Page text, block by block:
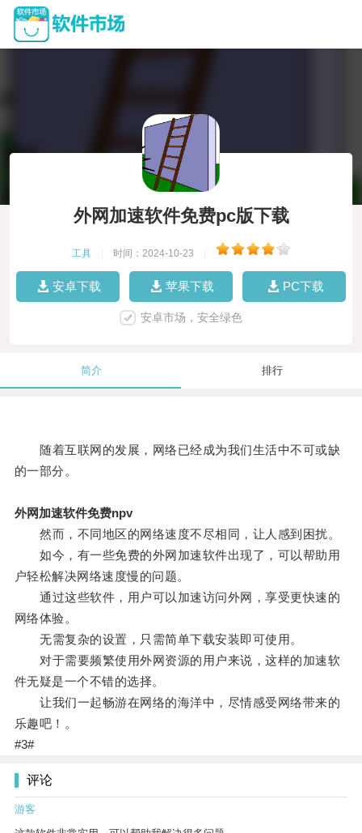
外网加速软件免费pc版下载
工具 时间：2024-10-23
安卓下载 苹果下载 PC下载
安卓市场，安全绿色
简介 排行
随着互联网的发展，网络已经成为我们生活中不可或缺
的一部分。
外网加速软件免费npv
然而，不同地区的网络速度不尽相同，让人感到困扰。
如今，有一些免费的外网加速软件出现了，可以帮助用
户轻松解决网络速度慢的问题。
通过这些软件，用户可以加速访问外网，享受更快速的
网络体验。
无需复杂的设置，只需简单下载安装即可使用。
对于需要频繁使用外网资源的用户来说，这样的加速软
件无疑是一个不错的选择。
让我们一起畅游在网络的海洋中，尽情感受网络带来的
乐趣吧！。
#3#
评论
游客